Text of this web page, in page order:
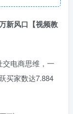
新风口【视频教
电商思维，一
买家数达7.884